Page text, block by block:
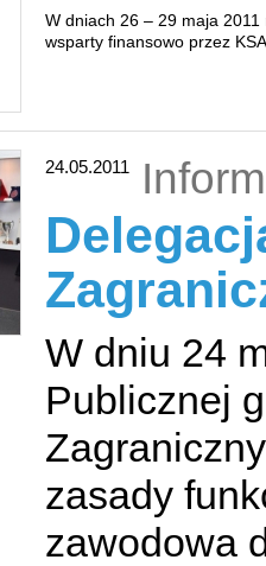
W dniach 26 – 29 maja 2011
wsparty finansowo przez
24.05.2011
W dniu 24
Publicznej
zasady
zawodowa